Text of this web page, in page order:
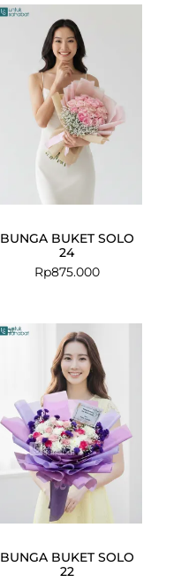
BUNGA BUKET SOLO
24
Rp875.000
BUNGA BUKET SOLO
22